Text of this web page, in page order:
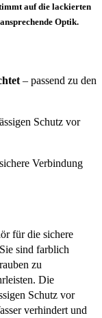
auf die lackierten
Optik.
– passend zu den
Schutz vor
Verbindung
für die sichere
sind farblich
zu
Die
Schutz vor
verhindert und